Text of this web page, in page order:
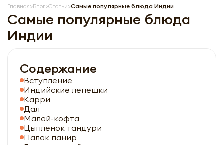
Главная Блог Статьи Самые популярные блюда Индии
Самые популярные блюда
Индии
Содержание
Вступление
Индийские лепешки
Карри
Дал
Малай-кофта
Цыпленок тандури
Палак панир